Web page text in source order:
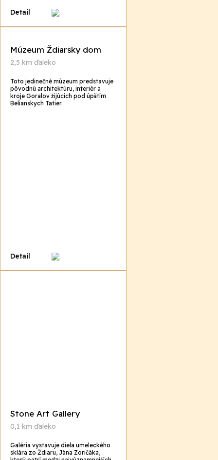
Detail
Múzeum Ždiarsky dom
2,5 km ďaleko
Toto jedinečné múzeum predstavuje
pôvodnú architektúru, interiér a
kroje Goralov žijúcich pod úpätím
Belianskych Tatier.
Detail
Stone Art Gallery
0,1 km ďaleko
Galéria vystavuje diela umeleckého
sklára zo Ždiaru, Jána Zoričáka,